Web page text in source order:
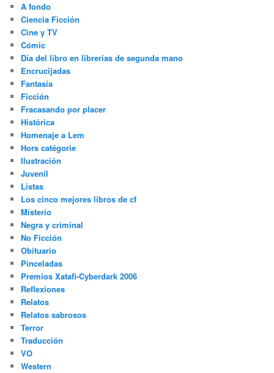
A fondo
Ciencia Ficción
Cine y TV
Cómic
Día del libro en librerías de segunda mano
Encrucijadas
Fantasía
Ficción
Fracasando por placer
Histórica
Homenaje a Lem
Hors catégorie
Ilustración
Juvenil
Listas
Los cinco mejores libros de cf
Misterio
Negra y criminal
No Ficción
Obituario
Pinceladas
Premios Xatafi-Cyberdark 2006
Reflexiones
Relatos
Relatos sabrosos
Terror
Traducción
VO
Western